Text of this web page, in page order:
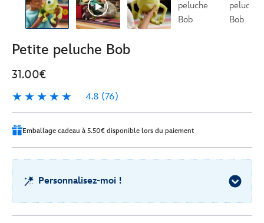
Petite peluche Bob
31.00€
4.8 (76)
4.8
76
Emballage cadeau à 5.50€ disponible lors du paiement
Personnalisez-moi !